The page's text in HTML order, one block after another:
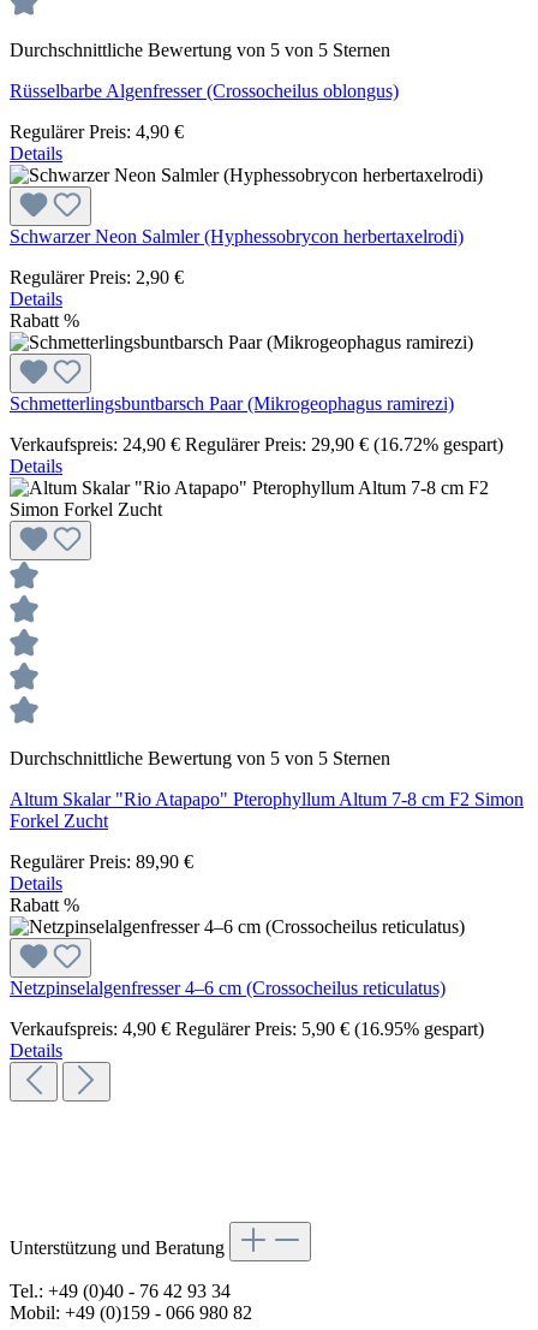
Durchschnittliche Bewertung von 5 von 5 Sternen
Rüsselbarbe Algenfresser (Crossocheilus oblongus)
Regulärer Preis: 4,90 €
Details
Schwarzer Neon Salmler (Hyphessobrycon herbertaxelrodi)
Regulärer Preis: 2,90 €
Details
Rabatt %
Schmetterlingsbuntbarsch Paar (Mikrogeophagus ramirezi)
Verkaufspreis: 24,90 € Regulärer Preis: 29,90 € (16.72% gespart)
Details
Durchschnittliche Bewertung von 5 von 5 Sternen
Altum Skalar "Rio Atapapo" Pterophyllum Altum 7-8 cm F2 Simon
Forkel Zucht
Regulärer Preis: 89,90 €
Details
Rabatt %
Netzpinselalgenfresser 4–6 cm (Crossocheilus reticulatus)
Verkaufspreis: 4,90 € Regulärer Preis: 5,90 € (16.95% gespart)
Details
Unterstützung und Beratung
Tel.: +49 (0)40 - 76 42 93 34
Mobil: +49 (0)159 - 066 980 82